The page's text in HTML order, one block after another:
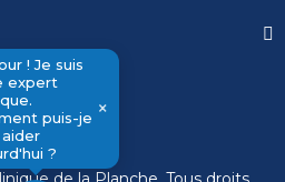
! Je suis
expert
puis-je
?
×